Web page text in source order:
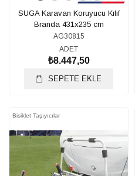
SUGA Karavan Koruyucu Kılıf
Branda 431x235 cm
AG30815
ADET
₺8.447,50
SEPETE EKLE
Bisiklet Taşıyıcılar